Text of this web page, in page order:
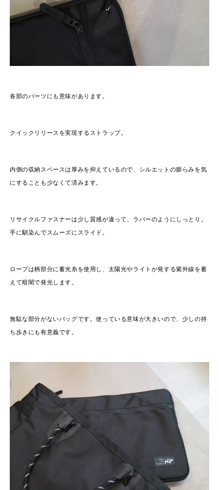
各部のパーツにも意味があります。
クイックリリースを実現するストラップ。
内側の収納スペースは厚みを抑えているので、シルエットの膨らみを気
にすることも少なくて済みます。
リサイクルファスナーは少し質感が違って、ラバーのようにしっとり。
手に馴染んでスムーズにスライド。
ロープは柄部分に蓄光糸を使用し、太陽光やライトが発する紫外線を蓄
えて暗闇で発光します。
無駄な部分がないバッグです。使っている意味が大きいので、少しの持
ち歩きにも有意義です。